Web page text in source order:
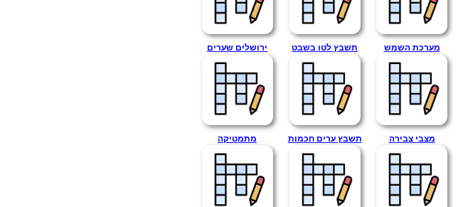
מערכת השמש תשבץ לטו בשבט ירושלים שערים
מצבי צבירה תשבץ ערים חכמות מתמטיקה